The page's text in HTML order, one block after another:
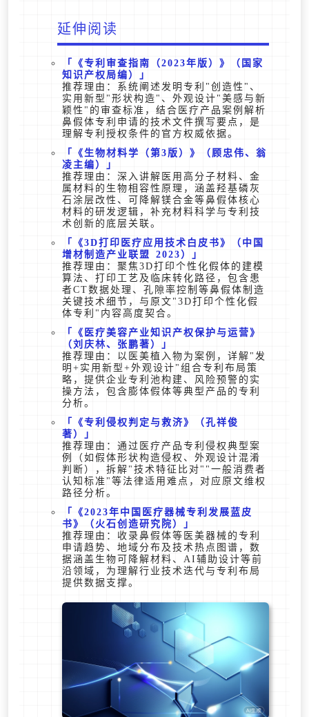
延伸阅读
《专利审查指南（2023年版）》（国家
知识产权局编）
推荐理由：系统阐述发明专利"创造性"、
实用新型"形状构造"、外观设计"美感与新
颖性"的审查标准，结合医疗产品案例解析
鼻假体专利申请的技术文件撰写要点，是
理解专利授权条件的官方权威依据。
《生物材料学（第3版）》（顾忠伟、翁
凌主编）
推荐理由：深入讲解医用高分子材料、金
属材料的生物相容性原理，涵盖羟基磷灰
石涂层改性、可降解镁合金等鼻假体核心
材料的研发逻辑，补充材料科学与专利技
术创新的底层关联。
《3D打印医疗应用技术白皮书》（中国
增材制造产业联盟 2023）
推荐理由：聚焦3D打印个性化假体的建模
算法、打印工艺及临床转化路径，包含患
者CT数据处理、孔隙率控制等鼻假体制造
关键技术细节，与原文"3D打印个性化假
体专利"内容高度契合。
《医疗美容产业知识产权保护与运营》
（刘庆林、张鹏著）
推荐理由：以医美植入物为案例，详解"发
明+实用新型+外观设计"组合专利布局策
略，提供企业专利池构建、风险预警的实
操方法，包含膨体假体等典型产品的专利
分析。
《专利侵权判定与救济》（孔祥俊
著）
推荐理由：通过医疗产品专利侵权典型案
例（如假体形状构造侵权、外观设计混淆
判断），拆解"技术特征比对""一般消费者
认知标准"等法律适用难点，对应原文维权
路径分析。
《2023年中国医疗器械专利发展蓝皮
书》（火石创造研究院）
推荐理由：收录鼻假体等医美器械的专利
申请趋势、地域分布及技术热点图谱，数
据涵盖生物可降解材料、AI辅助设计等前
沿领域，为理解行业技术迭代与专利布局
提供数据支撑。